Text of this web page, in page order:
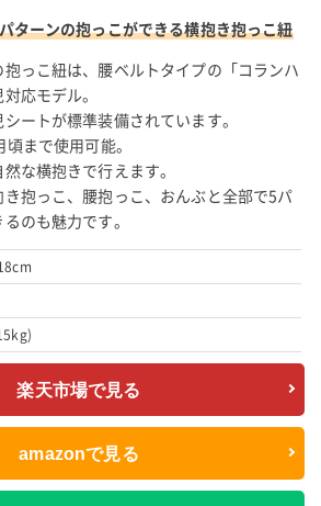
ターンの抱っこができる横抱き抱っこ紐
っこ紐は、腰ベルトタイプの「コランハ
応モデル。
ートが標準装備されています。
まで使用可能。
な横抱きで行えます。
抱っこ、腰抱っこ、おんぶと全部で5パ
のも魅力です。
楽天市場で見る
amazonで見る